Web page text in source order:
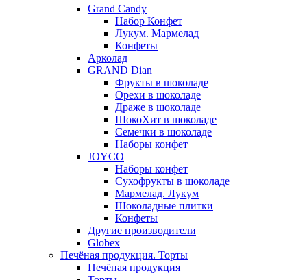
Grand Candy
Набор Конфет
Лукум. Мармелад
Конфеты
Арколад
GRAND Dian
Фрукты в шоколаде
Орехи в шоколаде
Драже в шоколаде
ШокоХит в шоколаде
Семечки в шоколаде
Наборы конфет
JOYCO
Наборы конфет
Сухофрукты в шоколаде
Мармелад. Лукум
Шоколадные плитки
Конфеты
Другие производители
Globex
Печёная продукция. Торты
Печёная продукция